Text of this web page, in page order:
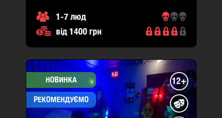
1-7 люд
від 1400 грн
НОВИНКА
РЕКОМЕНДУЄМО
12+